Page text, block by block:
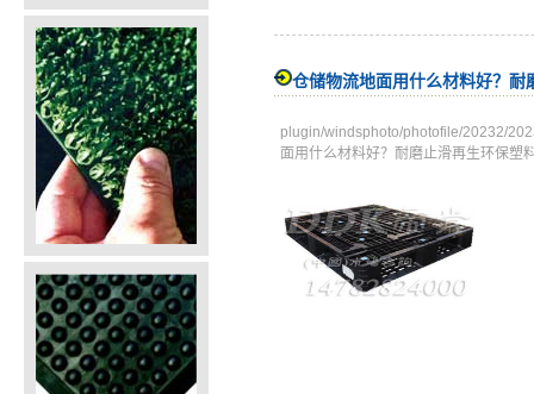
仓储物流地面用什么材料好？耐
plugin/windsphoto/photofile/20232/
面用什么材料好？耐磨止滑再生环保塑